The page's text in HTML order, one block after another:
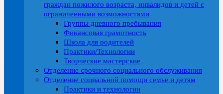
граждан пожилого возраста, инвалидов и детей с
ограниченными возможностями
Группы дневного пребывания
Финансовая грамотность
Школа для родителей
Практики/Технологии
Творческие мастерские
Отделение срочного социального обслуживания
Отделение социальной помощи семье и детям
Практики и технологии